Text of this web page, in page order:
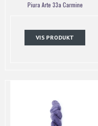
Piura Arte 33a Carmine
VIS PRODUKT